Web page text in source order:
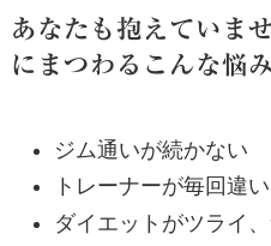
あなたも抱えていま
にまつわるこんな悩み
ジム通いが続かない
トレーナーが毎回違
ダイエットがツライ